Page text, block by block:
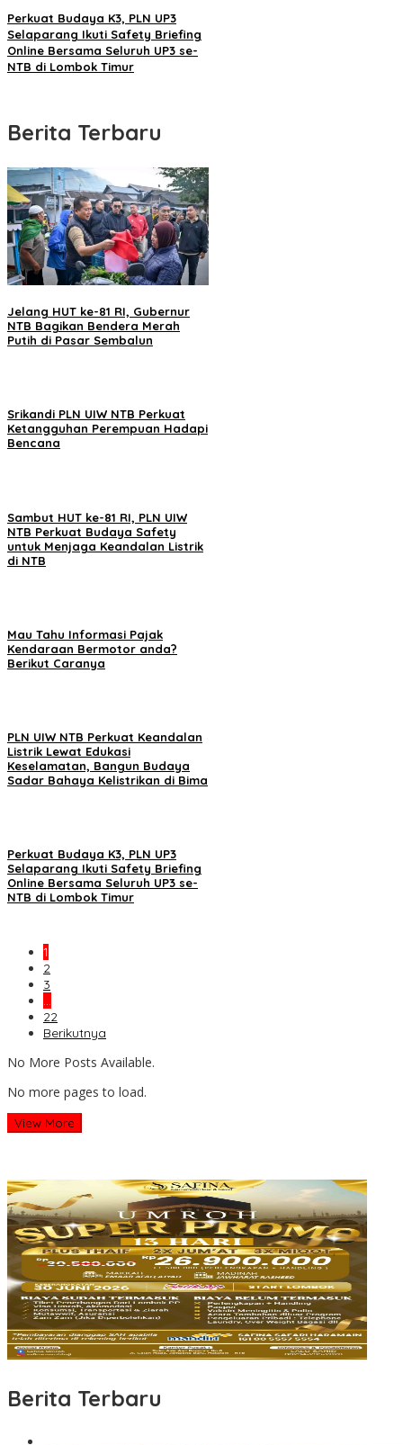
Perkuat Budaya K3, PLN UP3
Selaparang Ikuti Safety Briefing
Online Bersama Seluruh UP3 se-
NTB di Lombok Timur
Berita Terbaru
Jelang HUT ke-81 RI, Gubernur
NTB Bagikan Bendera Merah
Putih di Pasar Sembalun
Srikandi PLN UIW NTB Perkuat
Ketangguhan Perempuan Hadapi
Bencana
Sambut HUT ke-81 RI, PLN UIW
NTB Perkuat Budaya Safety
untuk Menjaga Keandalan Listrik
di NTB
Mau Tahu Informasi Pajak
Kendaraan Bermotor anda?
Berikut Caranya
PLN UIW NTB Perkuat Keandalan
Listrik Lewat Edukasi
Keselamatan, Bangun Budaya
Sadar Bahaya Kelistrikan di Bima
Perkuat Budaya K3, PLN UP3
Selaparang Ikuti Safety Briefing
Online Bersama Seluruh UP3 se-
NTB di Lombok Timur
1
2
3
…
22
Berikutnya
No More Posts Available.
No more pages to load.
View More
Berita Terbaru